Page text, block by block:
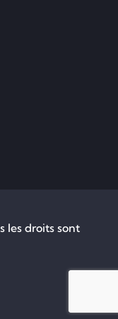
les droits sont